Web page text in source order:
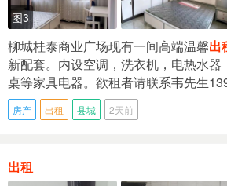
图3
柳城桂泰商业广场现有一间高端温馨出
新配套。内设空调，洗衣机，电热水器
桌等家具电器。欲租者请联系韦先生
房产 出租 县城 2天前
出租